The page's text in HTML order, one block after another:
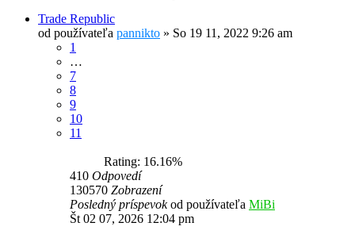
Trade Republic
od používateľa pannikto » So 19 11, 2022 9:26 am
1
…
7
8
9
10
11
Rating: 16.16%
410 Odpovedí
130570 Zobrazení
Posledný príspevokod používateľa MiBi
Št 02 07, 2026 12:04 pm